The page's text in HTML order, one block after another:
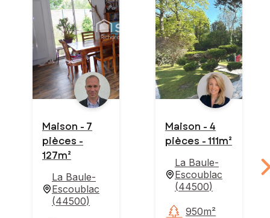
Maison - 7
pièces -
127m²
La Baule-
Escoublac
(44500)
Maison - 4
pièces - 111m²
La Baule-
Escoublac
(44500)
950m²